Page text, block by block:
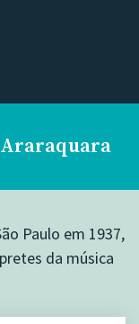
Araraquara
Paulo em 1937,
da música